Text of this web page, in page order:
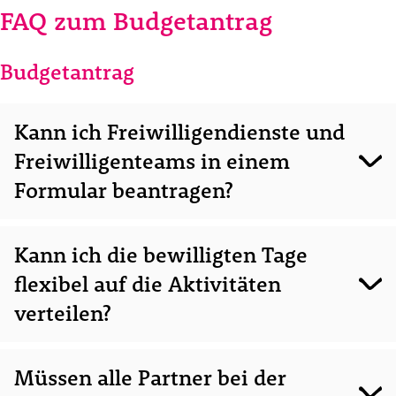
FAQ zum Budgetantrag
Budgetantrag
Kann ich Freiwilligendienste und
Freiwilligenteams in einem
Formular beantragen?
Das Antragsformular für Freiwilligentätigkeiten (ESC51-VTJ)
ist sowohl für die Beantragung von Freiwilligendiensten als
auch Freiwilligenteams ausgerichtet. Pro Antragsrunde und
pro Jahr kann nur ein Budgetantrag eingereicht werden.
Kann ich die bewilligten Tage
flexibel auf die Aktivitäten
verteilen?
Bei der bewilligten Tageszahl handelt es sich um einen
Mittelwert, der bei der späteren Nutzung flexibel auf die
Müssen alle Partner bei der